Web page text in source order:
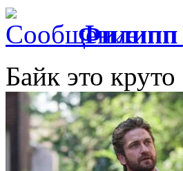
Филипп
Байк это круто